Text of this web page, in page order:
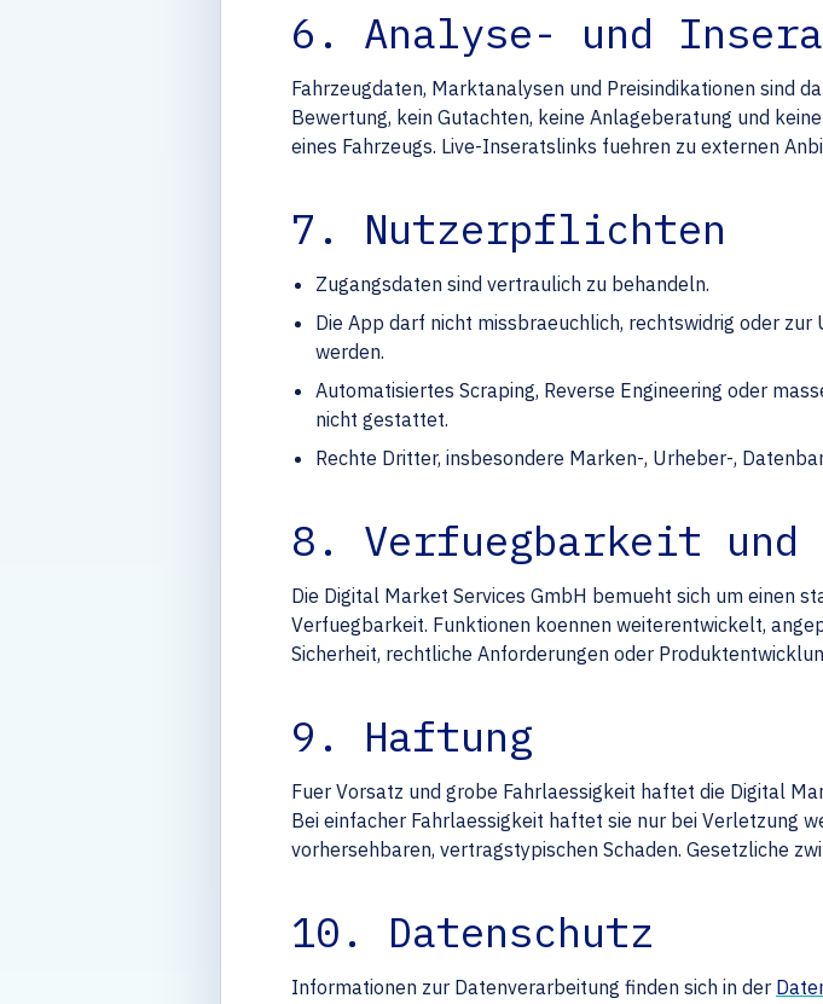
6. Analyse- und
Fahrzeugdaten, Marktanalysen und Preisindikationen sind
Bewertung, kein Gutachten, keine Anlageberatung und
eines Fahrzeugs. Live-Inseratslinks fuehren zu externen
7. Nutzerpflichten
Zugangsdaten sind vertraulich zu behandeln.
Die App darf nicht missbraeuchlich, rechtswidrig oder
werden.
Automatisiertes Scraping, Reverse Engineering oder
nicht gestattet.
Rechte Dritter, insbesondere Marken-, Urheber-,
8. Verfuegbarkeit und
Die Digital Market Services GmbH bemueht sich um einen
Verfuegbarkeit. Funktionen koennen weiterentwickelt,
Sicherheit, rechtliche Anforderungen oder
9. Haftung
Fuer Vorsatz und grobe Fahrlaessigkeit haftet die Digital
Bei einfacher Fahrlaessigkeit haftet sie nur bei Verletzung
vorhersehbaren, vertragstypischen Schaden. Gesetzliche
10. Datenschutz
Informationen zur Datenverarbeitung finden sich in der